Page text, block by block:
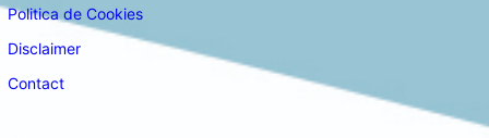
Politica de Cookies
Disclaimer
Contact